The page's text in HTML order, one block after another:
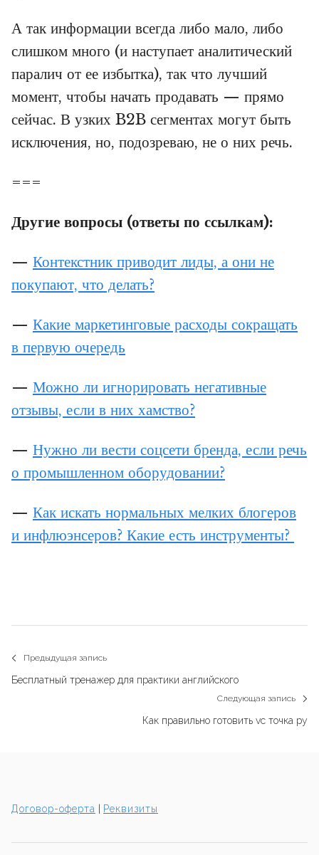
А так информации всегда либо мало, либо
слишком много (и наступает аналитический
паралич от ее избытка), так что лучший
момент, чтобы начать продавать — прямо
сейчас. В узких B2B сегментах могут быть
исключения, но, подозреваю, не о них речь.
===
Другие вопросы (ответы по ссылкам):
— Контекстник приводит лиды, а они не
покупают, что делать?
— Какие маркетинговые расходы сокращать
в первую очередь
— Можно ли игнорировать негативные
отзывы, если в них хамство?
— Нужно ли вести соцсети бренда, если речь
о промышленном оборудовании?
— Какискать нормальных мелких блогеров
и инфлюэнсеров? Какие есть инструменты?
Навигация
по
Предыдущая запись
Previous
Бесплатный тренажер для практики английского
Следующая запись
Как правильно готовить vc точка ру
Договор-оферта Реквизиты